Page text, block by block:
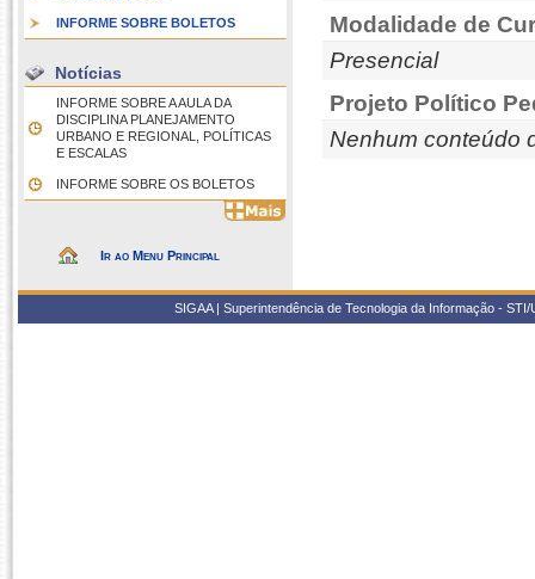
INFORME SOBRE BOLETOS
Notícias
INFORME SOBRE A AULA DA
DISCIPLINA PLANEJAMENTO
URBANO E REGIONAL, POLÍTICAS
E ESCALAS
INFORME SOBRE OS BOLETOS
Ir ao Menu Principal
Modalidade de
Presencial
Projeto Político
Nenhum conteúdo
SIGAA | Superintendência de Tecnologia da Informação -